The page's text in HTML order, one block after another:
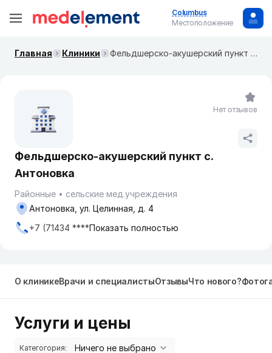
Columbus
Местоположение
Главная Клиники Фельдшерско-акушерский пункт с. Антоновка
Фельдшерско-акушерский пункт с.
Антоновка
Районные
сельские мед.учреждения
Антоновка, ул. Целинная, д. 4
+7 (71434 ****Показать полностью
Нет отзывов
О клиникеВрачи и специалистыОтзывыЧто нового?
Услуги и цены
Категогория: